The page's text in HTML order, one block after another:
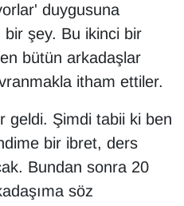
duygusuna
bir şey. Bu ikinci bir
bütün arkadaşlar
itham ettiler.
geldi. Şimdi tabii ki ben
bir ibret, ders
Bundan sonra 20
söz